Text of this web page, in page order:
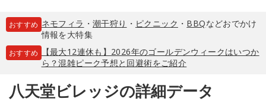
おすすめ ネモフィラ ・ 潮干狩り ・ ピクニック ・ BBQなどおでかけ
情報を大特集
おすすめ
【最大12連休も】2026年のゴールデンウィークはいつか
ら？混雑ピーク予想と回避術をご紹介
八天堂ビレッジの詳細データ